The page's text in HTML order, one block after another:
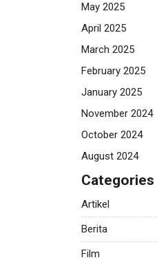
May 2025
April 2025
March 2025
February 2025
January 2025
November 2024
October 2024
August 2024
Categories
Artikel
Berita
Film